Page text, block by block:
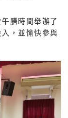
膳時間舉辦了
，並愉快參與